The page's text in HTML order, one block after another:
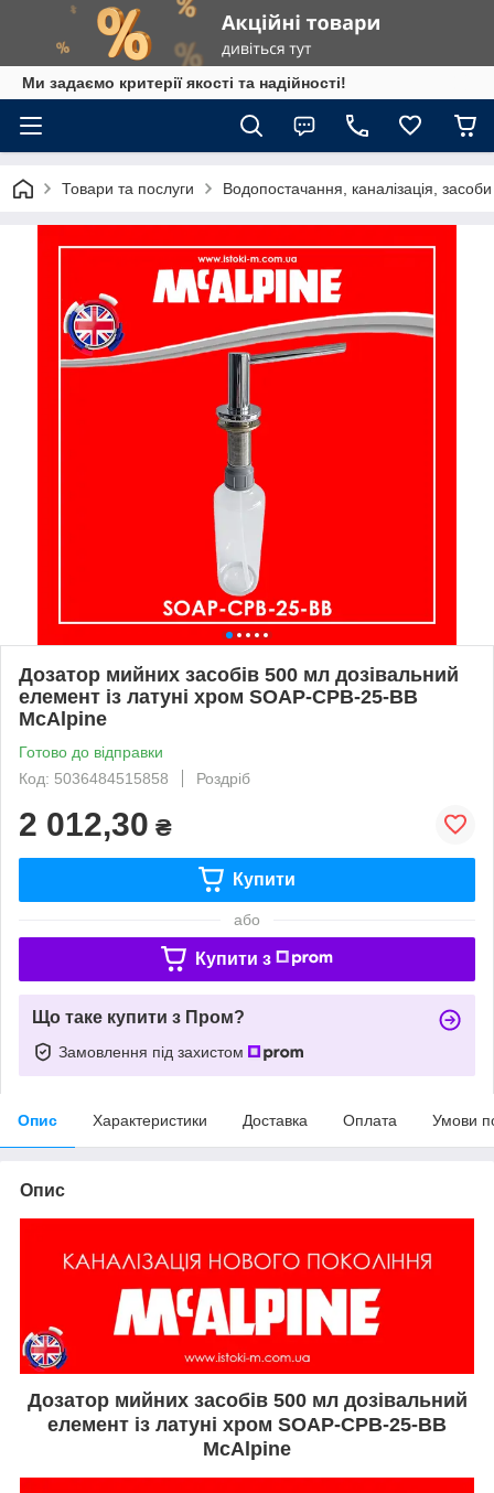
Ми задаємо критерії якості та надійності!
Товари та послуги Водопостачання, каналізація,
Дозатор мийних засобів 500 мл дозівальний
елемент із латуні хром SOAP-CPB-25-BB
McAlpine
Готово до відправки
Код: 5036484515858
Роздріб
2 012,30 ₴
Купити
або
Купити з
Що таке купити з Пром?
Замовлення під захистом
Опис Характеристики Доставка Оплата Умови
Опис
Дозатор мийних засобів 500 мл дозівальний
елемент із латуні хром SOAP-CPB-25-BB
McAlpine